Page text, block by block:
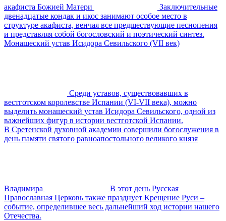
акафиста Божией Матери
Заключительные
двенадцатые кондак и икос занимают особое место в
структуре акафиста, венчая все предшествующие песнопения
и представляя собой богословский и поэтический синтез.
Монашеский устав Исидора Севильского (VII век)
Среди уставов, существовавших в
вестготском королевстве Испании (VI-VII века), можно
выделить монашеский устав Исидора Севильского, одной из
важнейших фигур в истории вестготской Испании.
В Сретенской духовной академии совершили богослужения в
день памяти святого равноапостольного великого князя
Владимира
В этот день Русская
Православная Церковь также празднует Крещение Руси –
событие, определившее весь дальнейший ход истории нашего
Отечества.